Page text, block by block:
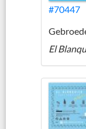
#70447
El